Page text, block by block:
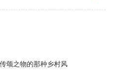
颂之物的那种乡村风